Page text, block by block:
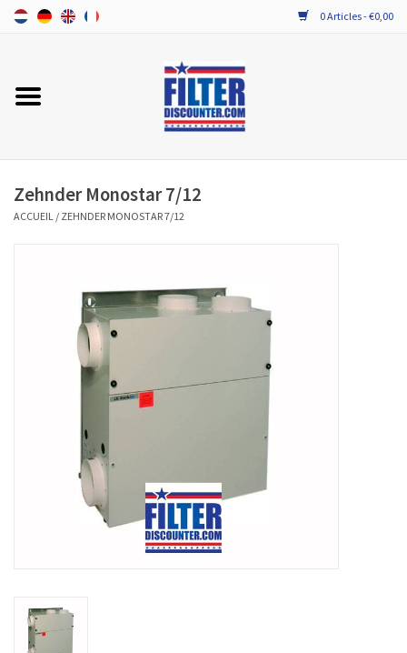
0 Articles - €0,00
Accueil
FLUX
PROBIOTICA ONDERHOUD
Zehnder Monostar 7/12
ACCUEIL / ZEHNDER MONOSTAR 7/12